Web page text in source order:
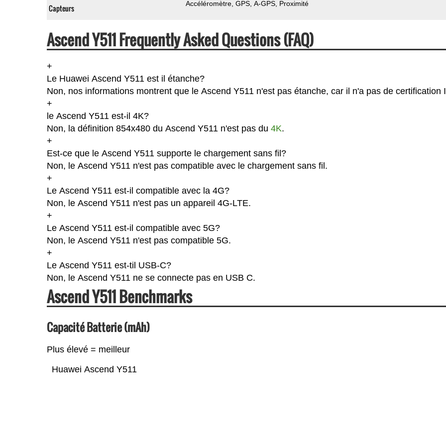
Capteurs Accéléromètre GPS A-GPS Proximité
Ascend Y511 Frequently Asked Questions (FAQ)
+
Le Huawei Ascend Y511 est il étanche?
Non, nos informations montrent que le Ascend Y511 n'est pas étanche, car il n'a pas de certification
+
le Ascend Y511 est-il 4K?
Non, la définition 854x480 du Ascend Y511 n'est pas du 4K.
+
Est-ce que le Ascend Y511 supporte le chargement sans fil?
Non, le Ascend Y511 n'est pas compatible avec le chargement sans fil.
+
Le Ascend Y511 est-il compatible avec la 4G?
Non, le Ascend Y511 n'est pas un appareil 4G-LTE.
+
Le Ascend Y511 est-il compatible avec 5G?
Non, le Ascend Y511 n'est pas compatible 5G.
+
Le Ascend Y511 est-til USB-C?
Non, le Ascend Y511 ne se connecte pas en USB C.
Ascend Y511 Benchmarks
Capacité Batterie (mAh)
Plus élevé = meilleur
Huawei Ascend Y511